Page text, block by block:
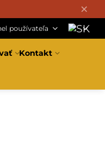
✕
používateľa
Kontakt